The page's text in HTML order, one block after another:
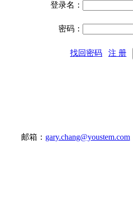
登录名：
密码：
找回密码 注 册
邮箱： gary.chang@youstem.com